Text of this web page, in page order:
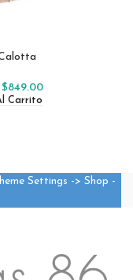
$849.00
Carrito
Settings -> Shop -